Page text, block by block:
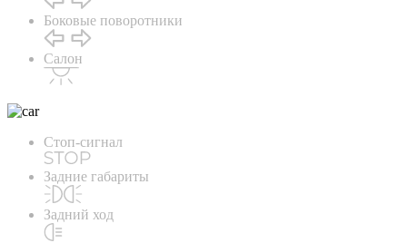
Боковые поворотники
Салон
Стоп-сигнал
Задние габариты
Задний ход